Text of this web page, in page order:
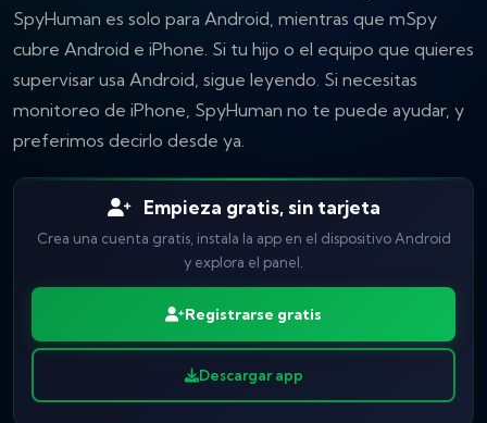
SpyHuman es solo para Android, mientras que mSpy
cubre Android e iPhone. Si tu hijo o el equipo que quieres
supervisar usa Android, sigue leyendo. Si necesitas
monitoreo de iPhone, SpyHuman no te puede ayudar, y
preferimos decirlo desde ya.
Empieza gratis, sin tarjeta
Crea una cuenta gratis, instala la app en el dispositivo Android
y explora el panel.
Registrarse gratis
Descargar app